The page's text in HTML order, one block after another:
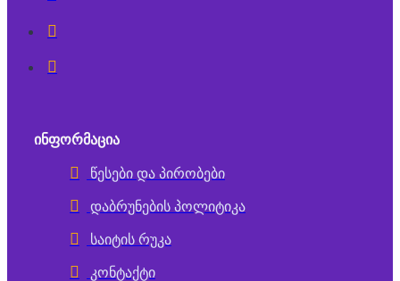
ᲘᲜᲤᲝᲠᲛᲐᲪᲘᲐ
წესები და პირობები
დაბრუნების პოლიტიკა
საიტის რუკა
კონტაქტი